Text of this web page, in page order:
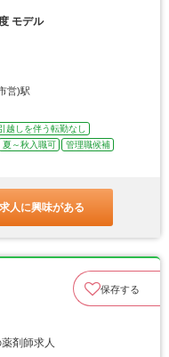
モデル
営)駅
越しを伴う転勤なし
夏～秋入職可
管理職候補
人に興味がある
保存する
剤師求人